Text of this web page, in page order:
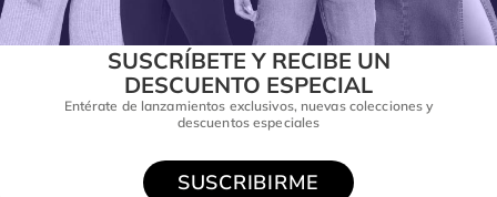
SUSCRÍBETE Y RECIBE UN
DESCUENTO ESPECIAL
Entérate de lanzamientos exclusivos, nuevas colecciones y
descuentos especiales
SUSCRIBIRME